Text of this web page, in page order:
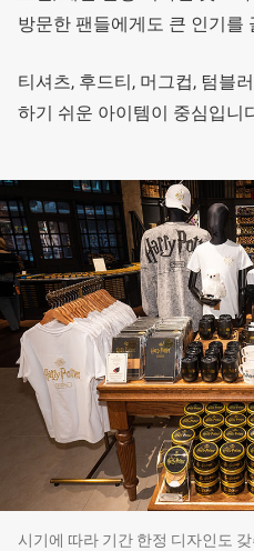
방문한 팬들에게도 큰 인기를
티셔츠, 후드티, 머그컵, 텀블
하기 쉬운 아이템이 중심입니
시기에 따라 기간 한정 디자인도